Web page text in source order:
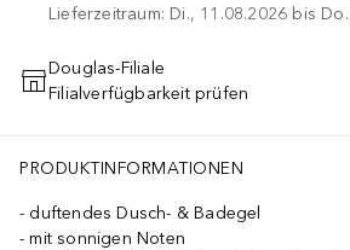
Lieferzeitraum: Di., 11.08.2026 bis
IN DEN WARENKORB
Douglas-Filiale
Filialverfügbarkeit prüfen
PRODUKTINFORMATIONEN
duftendes Dusch- & Badegel
mit sonnigen Noten